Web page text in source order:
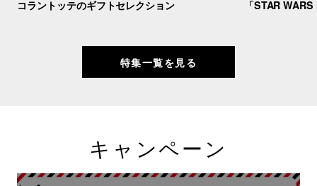
コラントッテのギフトセレクション
「STAR
特集一覧を見る
キャンペーン